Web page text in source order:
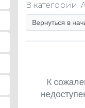
В категории:
Вернуться в
К